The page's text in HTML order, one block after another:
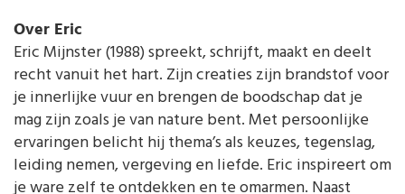
Over Eric
Eric Mijnster (1988) spreekt, schrijft, maakt en deelt
recht vanuit het hart. Zijn creaties zijn brandstof voor
je innerlijke vuur en brengen de boodschap dat je
mag zijn zoals je van nature bent. Met persoonlijke
ervaringen belicht hij thema’s als keuzes, tegenslag,
leiding nemen, vergeving en liefde. Eric inspireert om
je ware zelf te ontdekken en te omarmen. Naast